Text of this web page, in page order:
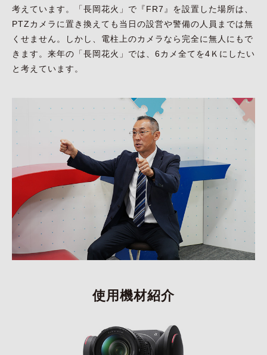
考えています。「長岡花火」で『FR7』を設置した場所は、
PTZカメラに置き換えても当日の設営や警備の人員までは無
くせません。しかし、電柱上のカメラなら完全に無人にもで
きます。来年の「長岡花火」では、6カメ全てを4Ｋにしたい
と考えています。
使用機材紹介